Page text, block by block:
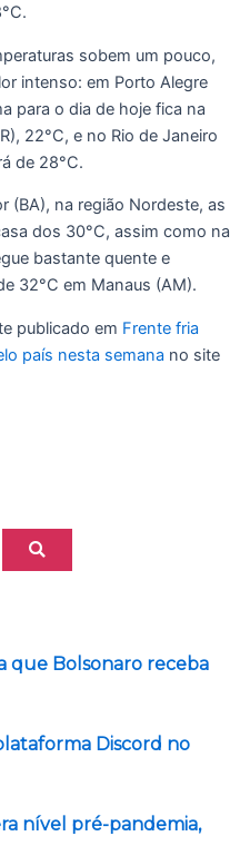
sobem um pouco,
intenso: em Porto Alegre
para o dia de hoje fica na
22°C, e no Rio de Janeiro
de 28°C.
(BA), na região Nordeste, as
dos 30°C, assim como na
bastante quente e
32°C em Manaus (AM).
publicado em Frente fria
país nesta semana no site
que Bolsonaro receba
Discord no
nível pré-pandemia,